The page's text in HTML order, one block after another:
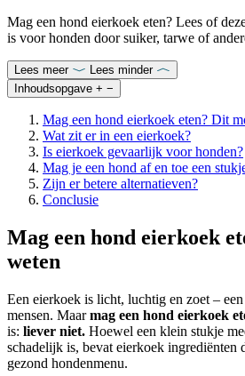
Mag een hond eierkoek eten? Lees of
is voor honden door suiker, tarwe of
Lees meer
Lees minder
Inhoudsopgave + −
Mag een hond eierkoek eten? Dit
Wat zit er in een eierkoek?
Is eierkoek gevaarlijk voor honden?
Mag je een hond af en toe een
Zijn er betere alternatieven?
Conclusie
Mag een hond eierkoek
weten
Een eierkoek is licht, luchtig en zoet –
mensen. Maarmag een hond eierkoek
is: liever niet. Hoewel een klein stukje
schadelijk is, bevat eierkoek ingrediënten
gezond hondenmenu.